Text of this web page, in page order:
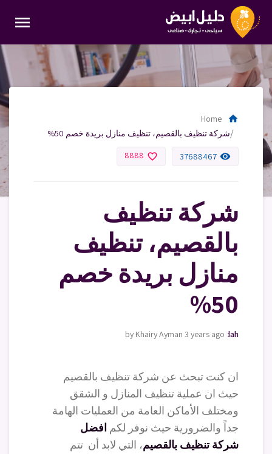
menu
home
Home
شركة تنظيف بالقصيم، تنظيف منازل بريدة خصم 50%
remove_red_eye
37688467
favorite_border
8888
شركة تنظيف
بالقصيم، تنظيف
منازل بريدة خصم
50%
moving-furniture-jeddah
by Khairy Ayman 3 years ago
ان كنت تبحث عن شركة تنظيف بالقصيم
حيث ان عملية تنظيف المنازل و الشقق
ومختلف الأماكن العامة من العمليات الهامة
جداً والضرورية حيث نوفر لكم افضل
شركة تنظيف بالقصيم، التي لابد أن تتم